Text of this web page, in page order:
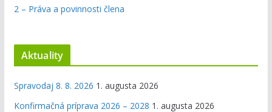
2 – Práva a povinnosti člena
Aktuality
Spravodaj 8. 8. 2026 1. augusta 2026
Konfirmačná príprava 2026 – 2028 1. augusta 2026